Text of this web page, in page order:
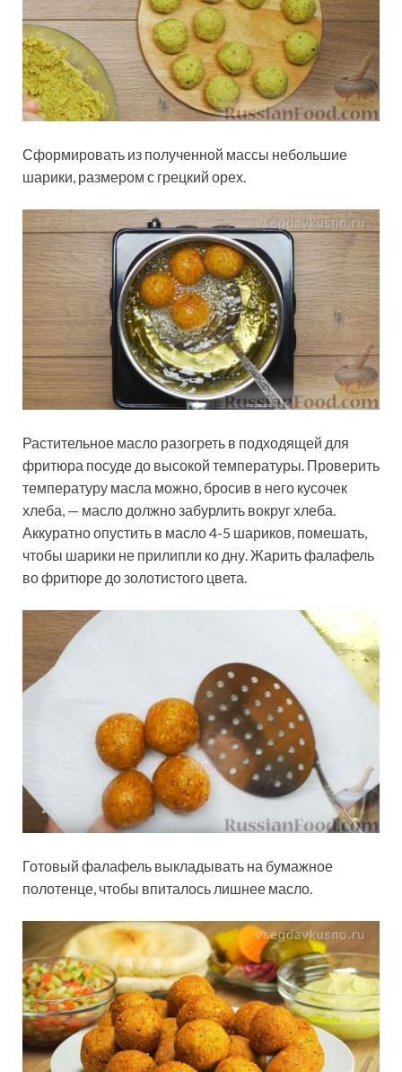
Сформировать из полученной массы небольшие
шарики, размером с грецкий орех.
Растительное масло разогреть в подходящей для
фритюра посуде до высокой температуры. Проверить
температуру масла можно, бросив в него кусочек
хлеба, — масло должно забурлить вокруг хлеба.
Аккуратно опустить в масло 4-5 шариков, помешать,
чтобы шарики не прилипли ко дну. Жарить фалафель
во фритюре до золотистого цвета.
Готовый фалафель выкладывать на бумажное
полотенце, чтобы впиталось лишнее масло.